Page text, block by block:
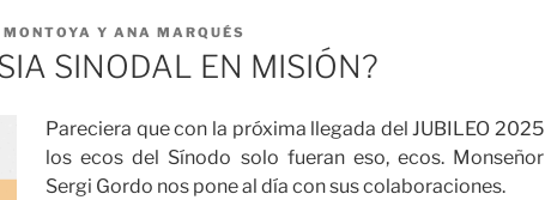
MONTOYA Y ANA MARQUÉS
SINODAL EN MISIÓN?
Pareciera que con la próxima llegada del JUBILEO 2025
los ecos del Sínodo solo fueran eso, ecos. Monseñor
Sergi Gordo nos pone al día con sus colaboraciones.